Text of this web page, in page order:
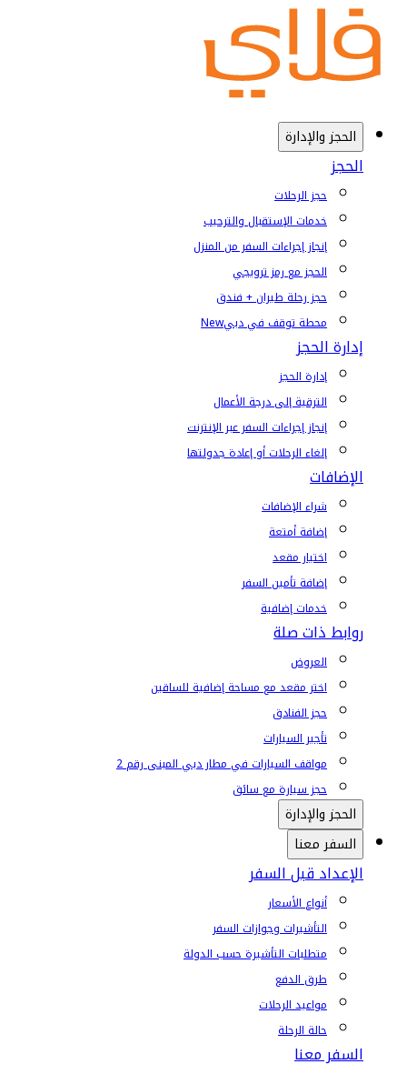
الحجز والإدارة
الحجز
حجز الرحلات
خدمات الإستقبال والترحيب
إنجاز إجراءات السفر من المنزل
الحجز مع رمز ترويجي
حجز رحلة طيران + فندق
محطة توقف في دبيNew
إدارة الحجز
إدارة الحجز
الترقية إلى درجة الأعمال
إنجاز إجراءات السفر عبر الإنترنت
إلغاء الرحلات أو إعادة جدولتها
الإضافات
شراء الإضافات
إضافة أمتعة
اختيار مقعد
إضافة تأمين السفر
خدمات إضافية
روابط ذات صلة
العروض
اختر مقعد مع مساحة إضافية للساقين
حجز الفنادق
تأجير السيارات
مواقف السيارات في مطار دبي المبنى رقم 2
حجز سيارة مع سائق
الحجز والإدارة
السفر معنا
الإعداد قبل السفر
أنواع الأسعار
التأشيرات وجوازات السفر
متطلبات التأشيرة حسب الدولة
طرق الدفع
مواعيد الرحلات
حالة الرحلة
السفر معنا